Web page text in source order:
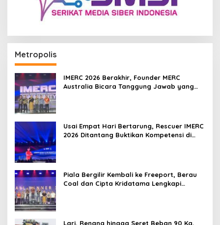
Metropolis
IMERC 2026 Berakhir, Founder MERC
Australia Bicara Tanggung Jawab yang
Usai Empat Hari Bertarung, Rescuer IMERC
2026 Ditantang Buktikan Kompetensi di
Piala Bergilir Kembali ke Freeport, Berau
Coal dan Cipta Kridatama Lengkapi
Lari, Renang hingga Seret Beban 90 Kg,